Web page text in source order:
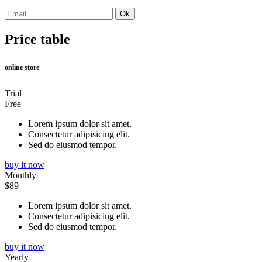
Price table
online store
Trial
Free
Lorem ipsum dolor sit amet.
Consectetur adipisicing elit.
Sed do eiusmod tempor.
buy it now
Monthly
$89
Lorem ipsum dolor sit amet.
Consectetur adipisicing elit.
Sed do eiusmod tempor.
buy it now
Yearly